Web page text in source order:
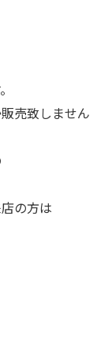
売致しません
の方は